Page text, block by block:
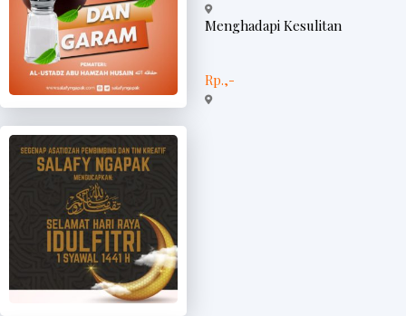
Menghadapi Kesulitan
Rp.,-